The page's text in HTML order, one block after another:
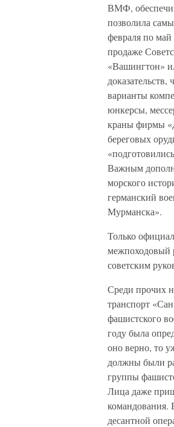
ВМФ,
позволила
февраля по
продаже
«Вашингтон»
варианты
юнкерсы,
краны фирмы
береговых
Важным
морского
германский
Мурманска».
Только
межпоходовый
советским
Среди прочих
транспорт
фашистского
году была
оно верно, то
должны были
группы
Лица даже
командования.
десантной